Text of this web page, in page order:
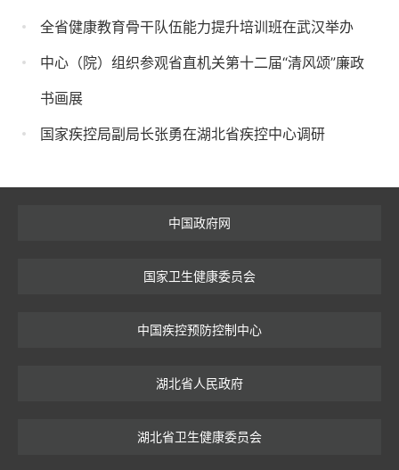
全省健康教育骨干队伍能力提升培训班在武汉举办
中心（院）组织参观省直机关第十二届“清风颂”廉政
书画展
国家疾控局副局长张勇在湖北省疾控中心调研
中国政府网
国家卫生健康委员会
中国疾控预防控制中心
湖北省人民政府
湖北省卫生健康委员会